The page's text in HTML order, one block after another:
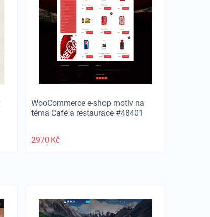
WooCommerce e-shop motiv na
téma Café a restaurace #48401
2970 Kč